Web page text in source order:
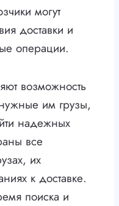
могут
доставки и
операции.
возможность
им грузы,
надежных
все
их
к доставке.
поиска и